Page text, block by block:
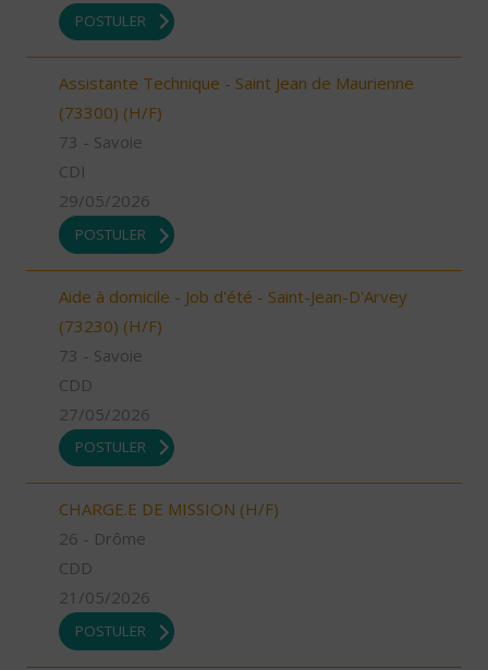
POSTULER
Assistante Technique - Saint Jean de Maurienne
(73300) (H/F)
73 - Savoie
CDI
29/05/2026
POSTULER
Aide à domicile - Job d'été - Saint-Jean-D'Arvey
(73230) (H/F)
73 - Savoie
CDD
27/05/2026
POSTULER
CHARGE.E DE MISSION (H/F)
26 - Drôme
CDD
21/05/2026
POSTULER